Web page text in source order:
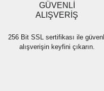
GÜVENLİ
ALIŞVERİŞ
256 Bit SSL sertifikası ile
alışverişin keyfini çıkarın.